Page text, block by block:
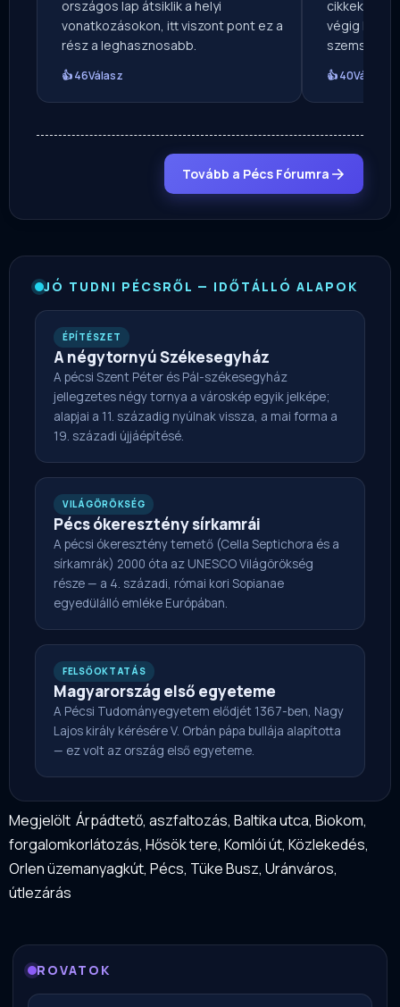
országos lap átsiklik a helyi
vonatkozásokon, itt viszont pont ez a
rész a leghasznosabb.
👍 46Válasz
cikkek is
végig lehet
👍 40Válasz
Tovább a Pécs Fórumra
JÓ TUDNI PÉCSRŐL — IDŐTÁLLÓ ALAPOK
ÉPÍTÉSZET
A négytornyú Székesegyház
A pécsi Szent Péter és Pál-székesegyház
jellegzetes négy tornya a városkép egyik jelképe;
alapjai a 11. századig nyúlnak vissza, a mai forma a
19. századi újjáépítésé.
VILÁGÖRÖKSÉG
Pécs ókeresztény sírkamrái
A pécsi ókeresztény temető (Cella Septichora és a
sírkamrák) 2000 óta az UNESCO Világörökség
része — a 4. századi, római kori Sopianae
egyedülálló emléke Európában.
FELSŐOKTATÁS
Magyarország első egyeteme
A Pécsi Tudományegyetem elődjét 1367-ben, Nagy
Lajos király kérésére V. Orbán pápa bullája alapította
— ez volt az ország első egyeteme.
Megjelölt Árpádtető,aszfaltozás,Baltika utca,Biokom,
forgalomkorlátozás, Hősök tere, Komlói út, Közlekedés,
Orlen üzemanyagkút, Pécs, Tüke Busz, Uránváros,
útlezárás
ROVATOK